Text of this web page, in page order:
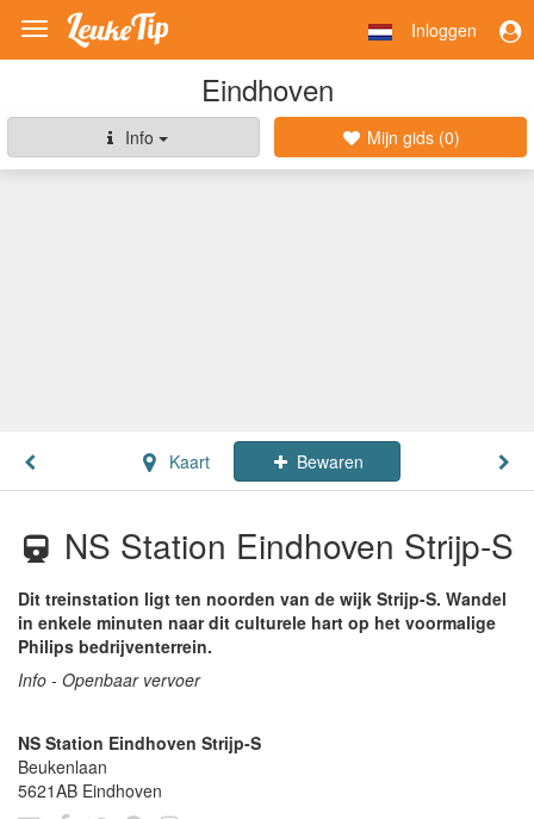
Toggle
navigation
Inloggen
Eindhoven
Info Mijn gids (0)
Kaart Bewaren
NS Station Eindhoven Strijp-S
Dit treinstation ligt ten noorden van de wijk Strijp-S. Wandel
in enkele minuten naar dit culturele hart op het voormalige
Philips bedrijventerrein.
Info - Openbaar vervoer
NS Station Eindhoven Strijp-S
Beukenlaan
5621AB Eindhoven